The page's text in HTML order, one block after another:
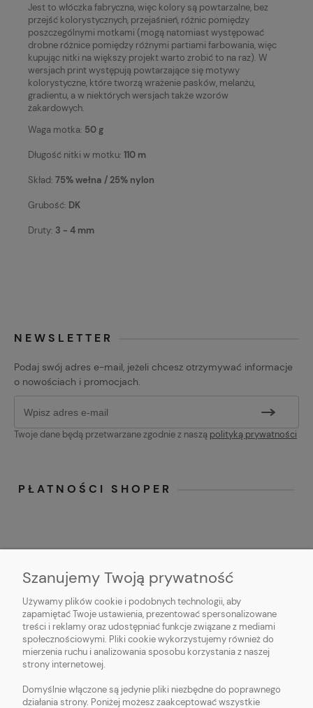
Jest to włóczka fabryczna, więc kolory są powtarzalne, bez
przejść kolorystycznych, przejaśnień, różnic pomiędzy
poszczególnymi motkami (mogą natomiast występować
drobne różnice pomiędzy różnymi partiami farbowania, więc
kupując nitki na większy projekt warto zrobić to na raz). W
wersjach print występują powtarzające się motywy
kolorystyczne, które tworzą wrażenie pasków, melanżu,
gradientu, a w niektórych wersjach także wzorów
żakardowych.
Waga motka: 50 g
Długość nitki w motku: 110 m
Skład: 75% wełna / 25% nylon
Grubość: DK
Druty: 3 - 4 mm
NEWSLETTER
Podaj swój adres e-mail, jeżeli chcesz otrzymywać informacje
o nowościach i promocjach.
Twoje dane będą przetwarzane zgodnie z naszą polityką prywatności
PŁATNOŚCI SHOPER
O NAS
OBSŁUGA KLIENTA
Szanujemy Twoją prywatność
Używamy plików cookie i podobnych technologii, aby
zapamiętać Twoje ustawienia, prezentować spersonalizowane
treści i reklamy oraz udostępniać funkcje związane z mediami
społecznościowymi. Pliki cookie wykorzystujemy również do
mierzenia ruchu i analizowania sposobu korzystania z naszej
strony internetowej.
Domyślnie włączone są jedynie pliki niezbędne do poprawnego
działania strony. Poniżej możesz zaakceptować wszystkie